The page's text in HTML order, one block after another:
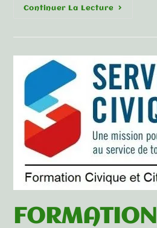
Continuer La Lecture
FORMATION